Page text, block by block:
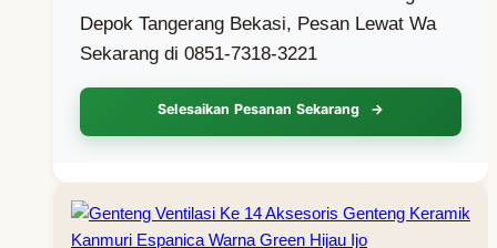
Depok Tangerang Bekasi, Pesan Lewat Wa
Sekarang di 0851-7318-3221
Selesaikan Pesanan Sekarang